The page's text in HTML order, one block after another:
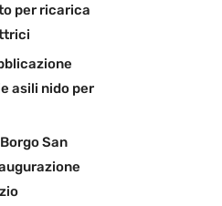
per ricarica
asili nido per
San